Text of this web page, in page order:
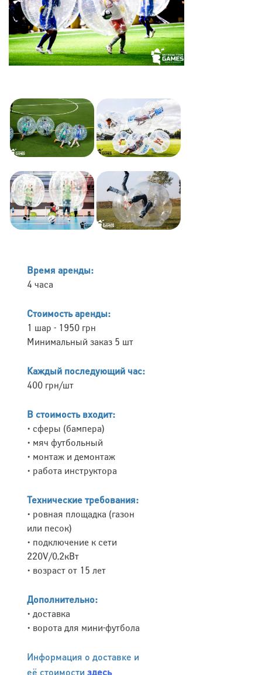
Время аренды:
4 часа
Стоимость аренды:
1 шар - 1950 грн
Минимальный заказ 5 шт
Каждый последующий час:
400 грн/шт
В стоимость входит:
• сферы (бампера)
• мяч футбольный
• монтаж и демонтаж
• работа инструктора
Технические требования:
• ровная площадка (газон
или песок)
• подключение к сети
220V/0,2кВт
• возраст от 15 лет
Дополнительно:
• доставка
• ворота для мини-футбола
Информация о доставке и
её стоимости здесь